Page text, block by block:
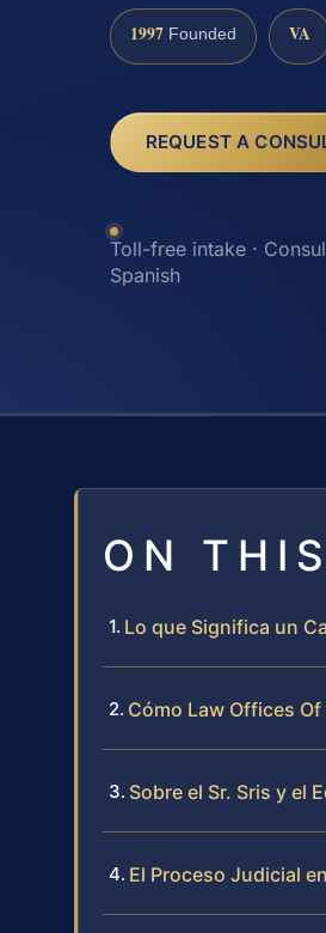
1997 Founded VA
REQUEST A
Toll-free intake ·
Spanish
ON
Lo que Significa un
Cómo Law Offices Of
Sobre el Sr. Sris y el
El Proceso Judicial